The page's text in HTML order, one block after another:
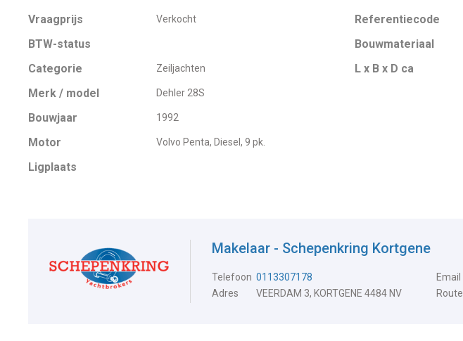
Vraagprijs Verkocht
BTW-status
Categorie
Zeiljachten
Merk / model Dehler 28S
Bouwjaar 1992
Motor Volvo Penta, Diesel, 9 pk.
Ligplaats
Referentiecode
Bouwmateriaal
L x B x D ca
Makelaar - Schepenkring Kortgene
Telefoon 0113307178 Email
Adres
VEERDAM 3, KORTGENE 4484 NV Route